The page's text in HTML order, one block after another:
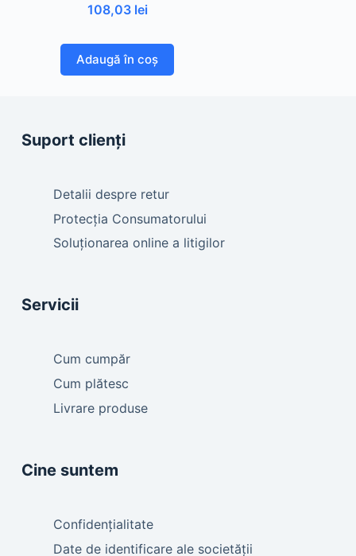
108,03 lei
Adaugă în coș
Suport clienți
Detalii despre retur
Protecția Consumatorului
Soluționarea online a litigilor
Servicii
Cum cumpăr
Cum plătesc
Livrare produse
Cine suntem
Confidențialitate
Date de identificare ale societății